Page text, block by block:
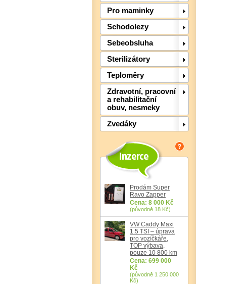
Pro maminky
Schodolezy
Sebeobsluha
Sterilizátory
Teploměry
Zdravotní, pracovní
a rehabilitační
obuv, nesmeky
Zvedáky
Prodám Super
Ravo Zapper
Cena: 8 000 Kč
(původně 18 Kč)
VW Caddy Maxi
1.5 TSI – úprava
pro vozíčkáře,
TOP výbava,
pouze 10 800 km
Cena: 699 000
Kč
(původně 1 250 000
Kč)